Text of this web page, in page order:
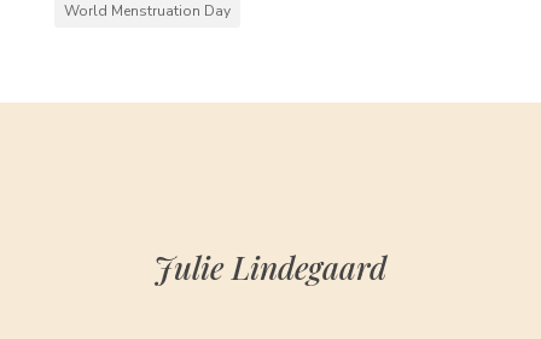
World Menstruation Day
Julie Lindegaard